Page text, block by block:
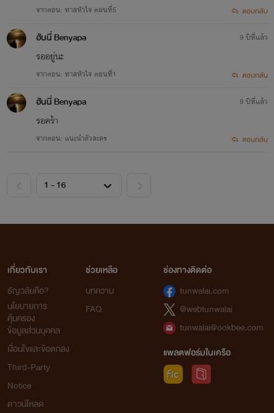
จากตอน: ทาสหัวใจ ตอนที่5 ตอบกลับ
ฮันนี่ Benyapa
รออยู่นะ
จากตอน: ทาสหัวใจ ตอนที่1
9 ปีที่แล้ว
ตอบกลับ
ฮันนี่ Benyapa
รอคร้า
จากตอน: แนะนำตัวละคร
9 ปีที่แล้ว
ตอบกลับ
เกี่ยวกับเรา
ธัญวลัยคือ?
นโยบายการ
คุ้มครอง
ข้อมูลส่วนบุคคล
เงื่อนไขและข้อตกลง
Third-Party
Notice
ดาวน์โหลด
ช่วยเหลือ
บทความ
FAQ
ช่องทางติดต่อ
tunwalai.com
@webtunwalai
tunwalai@ookbee.com
แพลตฟอร์มในเครือ